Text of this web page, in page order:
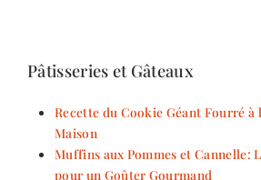
Pâtisseries et Gâteaux
Recette du Cookie Géant Fourré à
Maison
Muffins aux Pommes et Cannelle:
pour un Goûter Gourmand